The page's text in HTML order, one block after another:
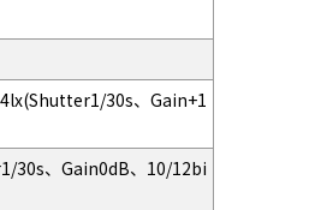
30s、Gain+1
30s、Gain0dB、10/12bi